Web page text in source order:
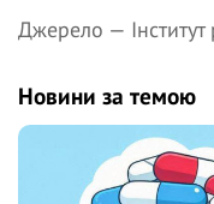
Джерело —
Новини за темою